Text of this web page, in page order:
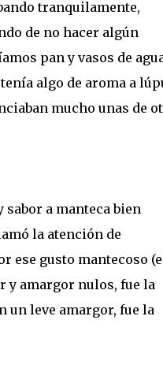
tranquilamente,
de no hacer algún
pan y vasos de
algo de aroma a
mucho unas de
a manteca bien
la atención de
ese gusto mantecoso
y amargor nulos, fue la
un leve amargor, fue la